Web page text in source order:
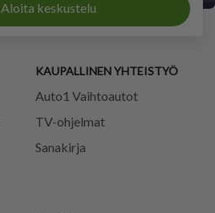
Aloita keskustelu
KAUPALLINEN YHTEISTYÖ
Auto1 Vaihtoautot
TV-ohjelmat
Sanakirja